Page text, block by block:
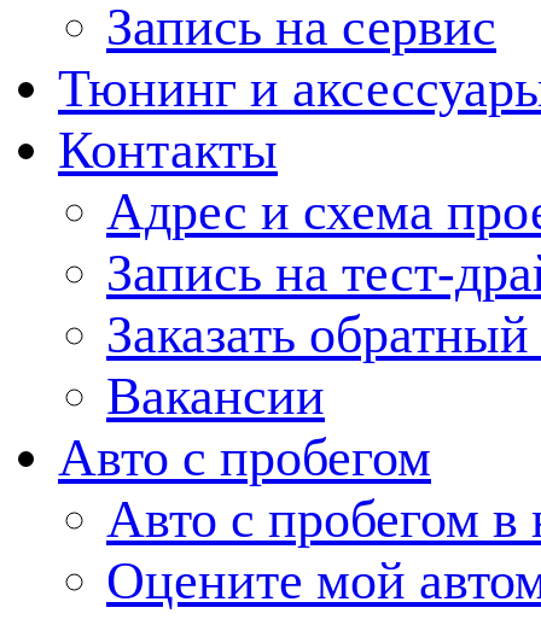
Запись на сервис
Тюнинг и
Контакты
Адрес и схема
Запись на тест-
Заказать
Вакансии
Авто с пробегом
Авто с пробегом в
Оцените мой